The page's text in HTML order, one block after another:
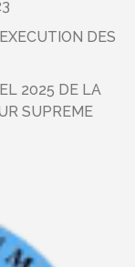
DES
2025 DE LA
SUPREME